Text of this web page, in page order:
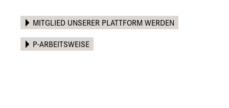
MITGLIED UNSERER PLATTFORM WERDEN
P-ARBEITSWEISE